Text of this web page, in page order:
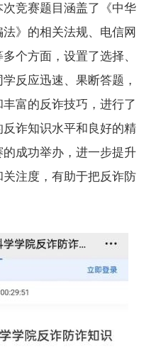
竞赛题目涵盖了《中华
》的相关法规、电信网
个方面，设置了选择、
反应迅速、果断答题，
富的反诈技巧，进行了
诈知识水平和良好的精
成功举办，进一步提升
注度，有助于把反诈防